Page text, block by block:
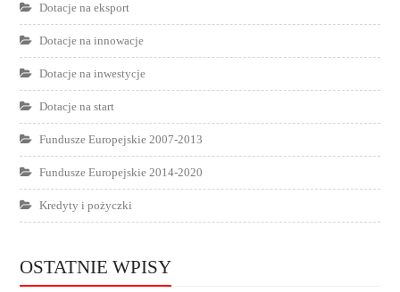
Dotacje na eksport
Dotacje na innowacje
Dotacje na inwestycje
Dotacje na start
Fundusze Europejskie 2007-2013
Fundusze Europejskie 2014-2020
Kredyty i pożyczki
OSTATNIE WPISY